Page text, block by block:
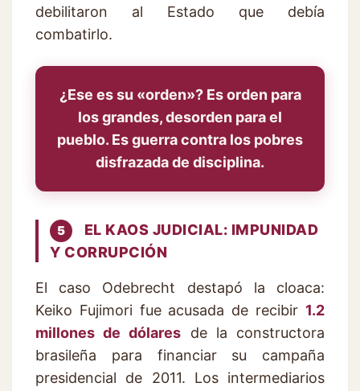
debilitaron al Estado que debía
combatirlo.
¿Ese es su «orden»? Es orden para
los grandes, desorden para el
pueblo. Es guerra contra los pobres
disfrazada de disciplina.
5
EL KAOS JUDICIAL: IMPUNIDAD
Y CORRUPCIÓN
El caso Odebrecht destapó la cloaca:
Keiko Fujimori fue acusada de recibir 1.2
millones de dólares de la constructora
brasileña para financiar su campaña
presidencial de 2011. Los intermediarios